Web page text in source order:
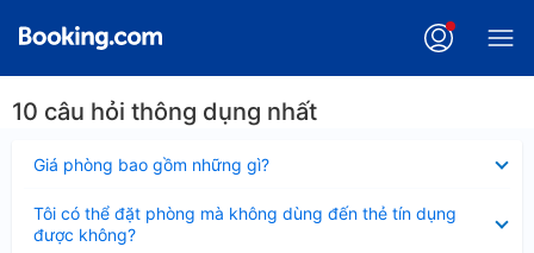
10 câu hỏi thông dụng nhất
Giá phòng bao gồm những gì?
thu
Tôi có thể đặt phòng mà không dùng đến thẻ tín dụng
được không?
thu
gọn